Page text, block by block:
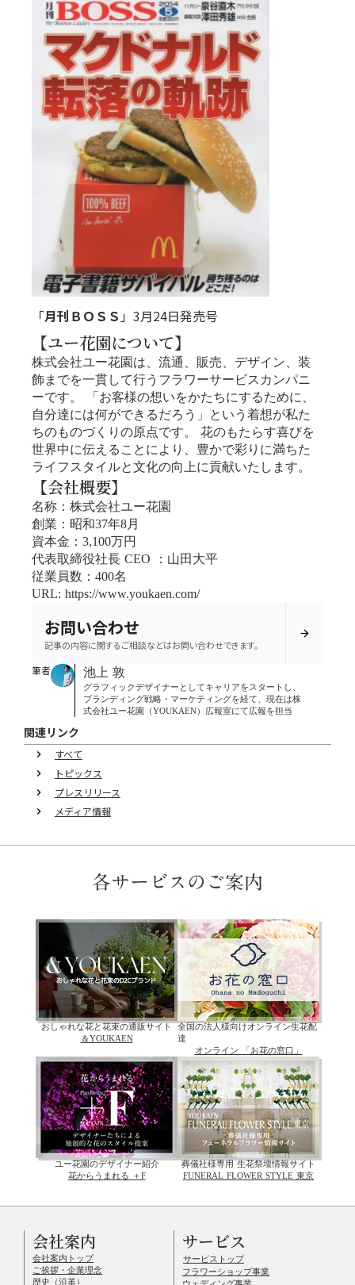
「月刊ＢＯＳＳ 」3月24日発売号
【ユー花園について】
株式会社ユー花園は、流通、販売、デザイン、装
飾までを一貫して行うフラワーサービスカンパニ
ーです。 「お客様の想いをかたちにするために、
自分達には何ができるだろう」という着想が私た
ちのものづくりの原点です。 花のもたらす喜びを
世界中に伝えることにより、豊かで彩りに満ちた
ライフスタイルと文化の向上に貢献いたします。
【会社概要】
名称：株式会社ユー花園
創業：昭和37年8月
資本金：3,100万円
代表取締役社長 CEO ：山田大平
従業員数：400名
URL: https://www.youkaen.com/
お問い合わせ
記事の内容に関するご相談などはお問い合わせできます。
arrow_forward
筆者 池上 敦
グラフィックデザイナーとしてキャリアをスタートし、
ブランディング戦略・マーケティングを経て、現在は株
式会社ユー花園（YOUKAEN）広報室にて広報を担当
関連リンク
keyboard_arrow_right すべて
keyboard_arrow_right トピックス
keyboard_arrow_right プレスリリース
keyboard_arrow_right メディア情報
各サービスのご案内
おしゃれな花と花束の通販サイト
＆YOUKAEN
全国の法人様向けオンライン生花配
達
オンライン 「お花の窓口」
ユー花園のデザイナー紹介
花からうまれる ＋F
葬儀社様専用 生花祭壇情報サイト
FUNERAL FLOWER STYLE 東京
会社案内
会社案内トップ
ご挨拶・企業理念
歴史（沿革）
サービス
サービストップ
フラワーショップ事業
ウェディング事業